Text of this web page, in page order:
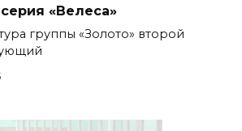
«Велеса»
группы «Золото» второй